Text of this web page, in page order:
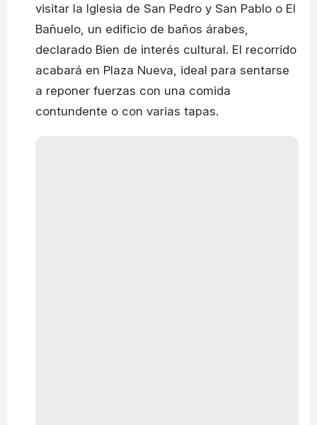
visitar la Iglesia de San Pedro y San Pablo o El
Bañuelo, un edificio de baños árabes,
declarado Bien de interés cultural. El recorrido
acabará en Plaza Nueva, ideal para sentarse
a reponer fuerzas con una comida
contundente o con varias tapas.